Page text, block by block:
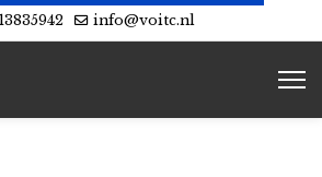
info@voitc.nl